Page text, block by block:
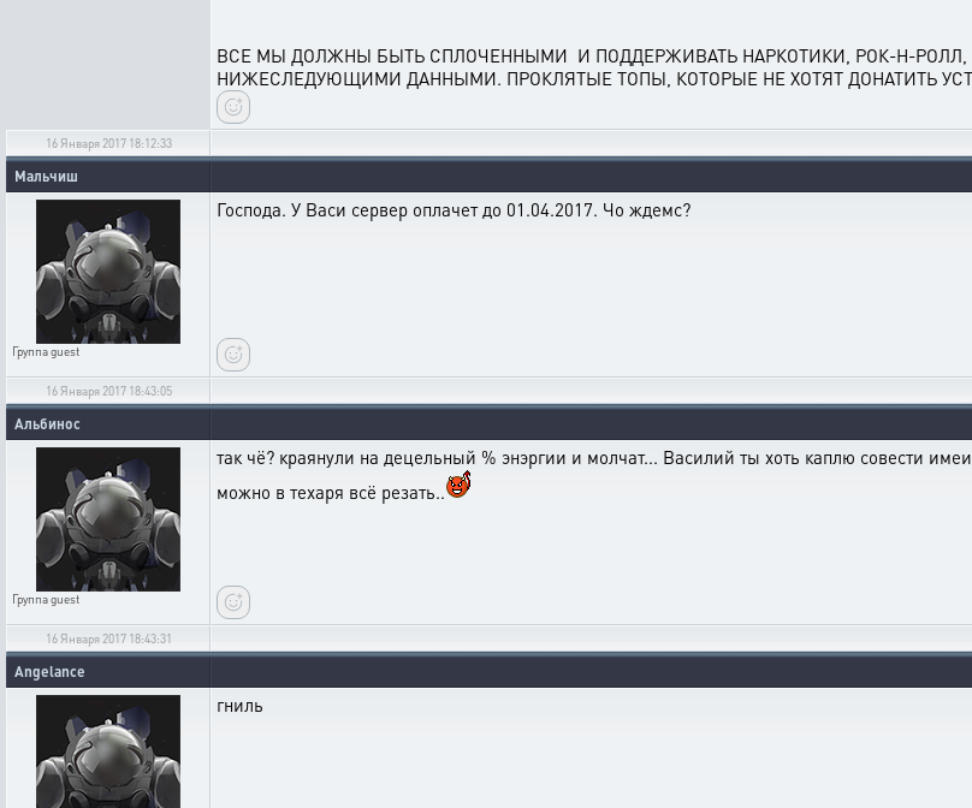
ВСЕ МЫ ДОЛЖНЫ БЫТЬ СПЛОЧЕННЫМИ И ПОДДЕРЖИВАТЬ НАРКОТИКИ, РОК-Н-
НИЖЕСЛЕДУЮЩИМИ ДАННЫМИ. ПРОКЛЯТЫЕ ТОПЫ, КОТОРЫЕ НЕ ХОТЯТ ДОНАТИТЬ
16 Января 2017 18:12:33
Мальчиш
Группаguest
Господа. У Васи сервер оплачет до 01.04.2017. Чо ждемс?
16 Января 2017 18:43:05
Альбинос
Группаguest
так чё? краянули на децельный % энэргии и молчат... Василий ты хоть каплю совести
можно в техаря всё резать..
16 Января 2017 18:43:31
Angelance
гниль